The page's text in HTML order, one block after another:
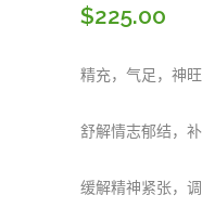
$225.00
精充，气足，神旺
舒解情志郁结，
缓解精神紧张，